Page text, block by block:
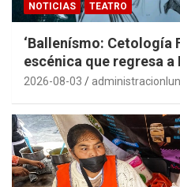
NOTICIAS TEATRO
‘Ballenísmo: Cetología
escénica que regresa a
2026-08-03